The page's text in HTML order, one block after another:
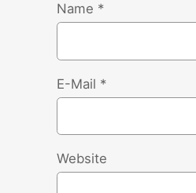
Name *
E-Mail *
Website